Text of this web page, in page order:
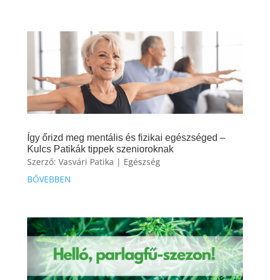
Így őrizd meg mentális és fizikai egészséged –
Kulcs Patikák tippek szenioroknak
Szerző: Vasvári Patika | Egészség
BŐVEBBEN